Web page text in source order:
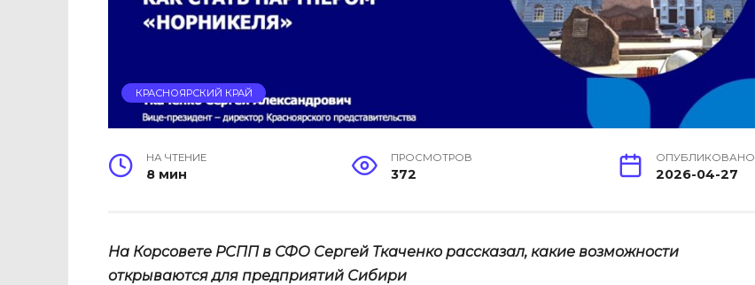
КРАСНОЯРСКИЙ КРАЙ
НА ЧТЕНИЕ
8 мин
ПРОСМОТРОВ
372
ОПУБЛИКОВАНО
2026-04-27
На Корсовете РСПП в СФО Сергей Ткаченко рассказал, какие возможности
открываются для предприятий Сибири